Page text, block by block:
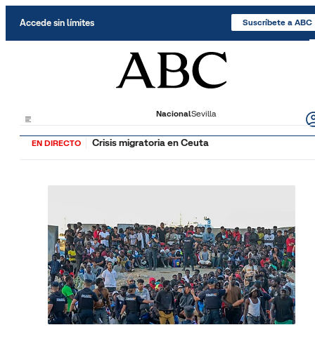
Accede sin límites Suscríbete a ABC
NacionalSevilla
EN DIRECTO Crisis migratoria en Ceuta